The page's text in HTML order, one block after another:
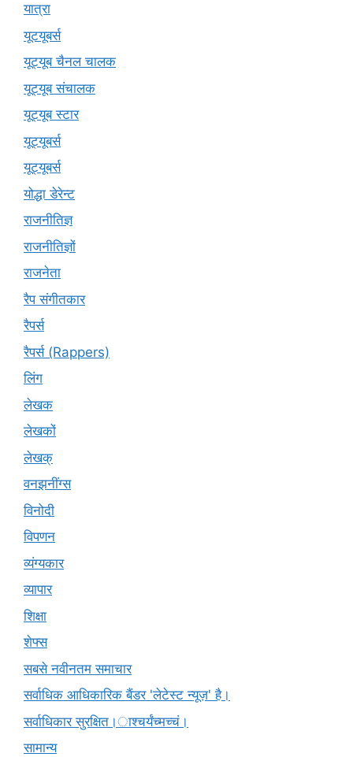
यात्रा
यूटयूबर्स
यूट्यूब चैनल चालक
यूट्यूब संचालक
यूट्यूब स्टार
यूट्यूबर्स
यूट्‍यूबर्स
योद्धा डेरेन्ट
राजनीतिज्ञ
राजनीतिज्ञों
राजनेता
रैप संगीतकार
रैपर्स
रैपर्स (Rappers)
लिंग
लेखक
लेखकों
लेखक्
वनझनींग्स
विनोदी
विपणन
व्यंग्यकार
व्यापार
शिक्षा
शेफ्स
सबसे नवीनतम समाचार
सर्वाधिक आधिकारिक बैंडर 'लेटेस्ट न्यूज़' है।
सर्वाधिकार सुरक्षित।ाश्चर्यंच्मच्चं।
सामान्य